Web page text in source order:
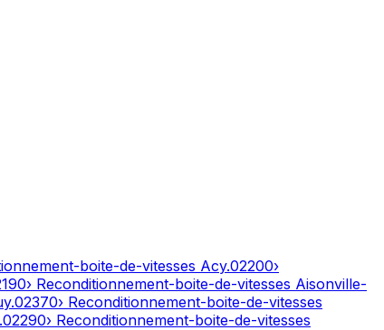
boite-de-vitesses Acy.02200›
› Reconditionnement-boite-de-vitesses Aisonville-
.02370› Reconditionnement-boite-de-vitesses
.02290› Reconditionnement-boite-de-vitesses